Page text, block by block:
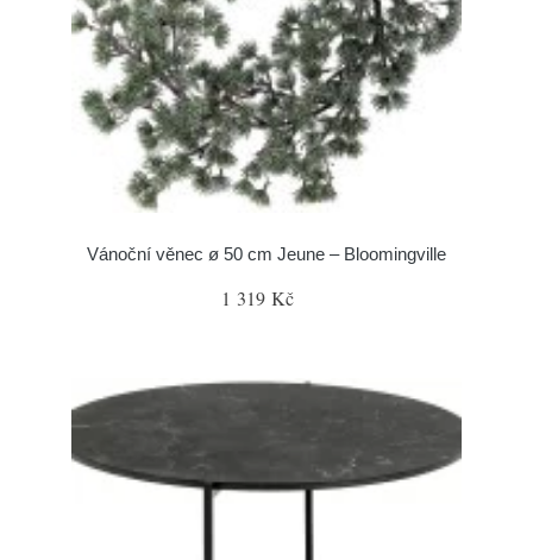
Vánoční věnec ø 50 cm Jeune – Bloomingville
1 319 Kč